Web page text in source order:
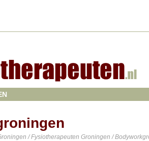
/Fysiotherapeuten Groningen /